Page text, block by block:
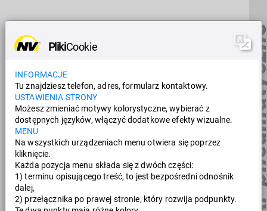
Odbijaki
PlikiCookie
INFORMACJE
Tu znajdziesz telefon, adres, formularz kontaktowy.
USTAWIENIA STRONY
Możesz zmieniać motywy kolorystyczne, wybierać z
dostępnych języków, włączyć dodatkowe efekty wizualne.
MENU
Na wszystkich urządzeniach menu otwiera się poprzez
kliknięcie.
Każda pozycja menu składa się z dwóch części:
1) terminu opisującego treść, to jest bezpośredni odnośnik
dalej,
2) przełącznika po prawej stronie, który rozwija podpunkty.